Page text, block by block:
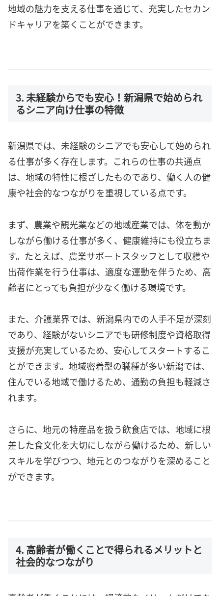
地域の魅力を支える仕事を通じて、充実したセカン
ドキャリアを築くことができます。
3. 未経験からでも安心！新潟県で始められ
るシニア向け仕事の特徴
新潟県では、未経験のシニアでも安心して始められ
る仕事が多く存在します。これらの仕事の共通点
は、地域の特性に根ざしたものであり、働く人の健
康や社会的なつながりを重視している点です。
まず、農業や観光業などの地域産業では、体を動か
しながら働ける仕事が多く、健康維持にも役立ちま
す。たとえば、農業サポートスタッフとして収穫や
出荷作業を行う仕事は、適度な運動を伴うため、高
齢者にとっても負担が少なく働ける環境です。
また、介護業界では、新潟県内での人手不足が深刻
であり、経験がないシニアでも研修制度や資格取得
支援が充実しているため、安心してスタートするこ
とができます。地域密着型の職種が多い新潟では、
住んでいる地域で働けるため、通勤の負担も軽減さ
れます。
さらに、地元の特産品を扱う飲食店では、地域に根
差した食文化を大切にしながら働けるため、新しい
スキルを学びつつ、地元とのつながりを深めること
ができます。
4. 高齢者が働くことで得られるメリットと
社会的なつながり